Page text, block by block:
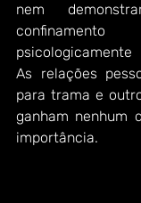
nem
As relações
para trama e
ganham nenhum
importância.